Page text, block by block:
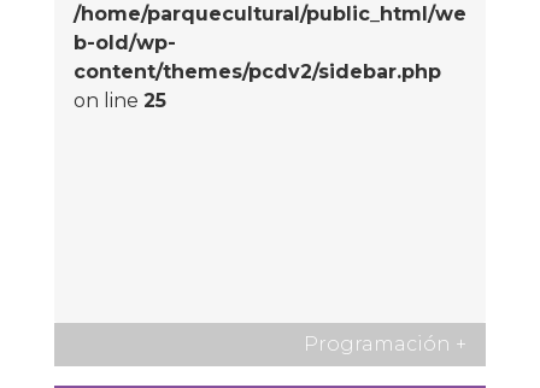
/home/parquecultural/public_html/we
b-old/wp-
content/themes/pcdv2/sidebar.php
on line 25
Programación +